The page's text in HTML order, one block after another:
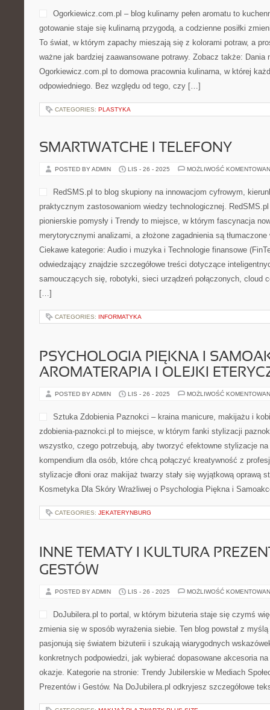
Ogorkiewicz.com.pl – blog kulinarny pełen aromatu to
gotowanie staje się kulinarną przygodą, a codzienne posiłki
To świat, w którym zapachy mieszają się z kolorami potraw, a
ważne jak bardziej zaawansowane potrawy. Zobacz także: Dania
Ogorkiewicz.com.pl to domowa pracownia kulinarna, w której
odpowiedniego. Bez względu od tego, czy […]
CATEGORIES: PLASTYKA
SMARTWATCHE I TELEFONY
POSTED BY ADMIN LIS - 26 - 2025 MOŻLIWOŚĆ
RedSMS.pl to blog skupiony na innowacjom cyfrowym,
praktycznym zastosowaniom wiedzy technologicznej.
pionierskie pomysły i Trendy to miejsce, w którym fascynacja
merytorycznymi analizami, a złożone zagadnienia są tłumaczone
Ciekawe kategorie: Audio i muzyka i Technologie finansowe
odwiedzający znajdzie szczegółowe treści dotyczące
samouczących się, robotyki, sieci urządzeń połączonych, cloud
[…]
CATEGORIES: INFORMATYKA
PSYCHOLOGIA PIĘKNA I
AROMATERAPIA I OLEJKI
POSTED BY ADMIN LIS - 26 - 2025 MOŻLIWOŚĆ
Sztuka Zdobienia Paznokci – kraina manicure, makijażu i
zdobienia-paznokci.pl to miejsce, w którym fanki stylizacji
wszystko, czego potrzebują, aby tworzyć efektowne stylizacje
kompendium dla osób, które chcą połączyć kreatywność z
stylizacje dłoni oraz makijaż twarzy stały się wyjątkową oprawą
Kosmetyka Dla Skóry Wrażliwej o Psychologia Piękna i
CATEGORIES: JEKATERYNBURG
INNE TEMATY I KULTURA
GESTÓW
POSTED BY ADMIN LIS - 26 - 2025 MOŻLIWOŚĆ
DoJubilera.pl to portal, w którym biżuteria staje się czymś
zmienia się w sposób wyrażenia siebie. Ten blog powstał z
pasjonują się światem biżuterii i szukają wiarygodnych
konkretnych podpowiedzi, jak wybierać dopasowane akcesoria
okazje. Kategorie na stronie: Trendy Jubilerskie w Mediach
Prezentów i Gestów. Na DoJubilera.pl odkryjesz szczegółowe